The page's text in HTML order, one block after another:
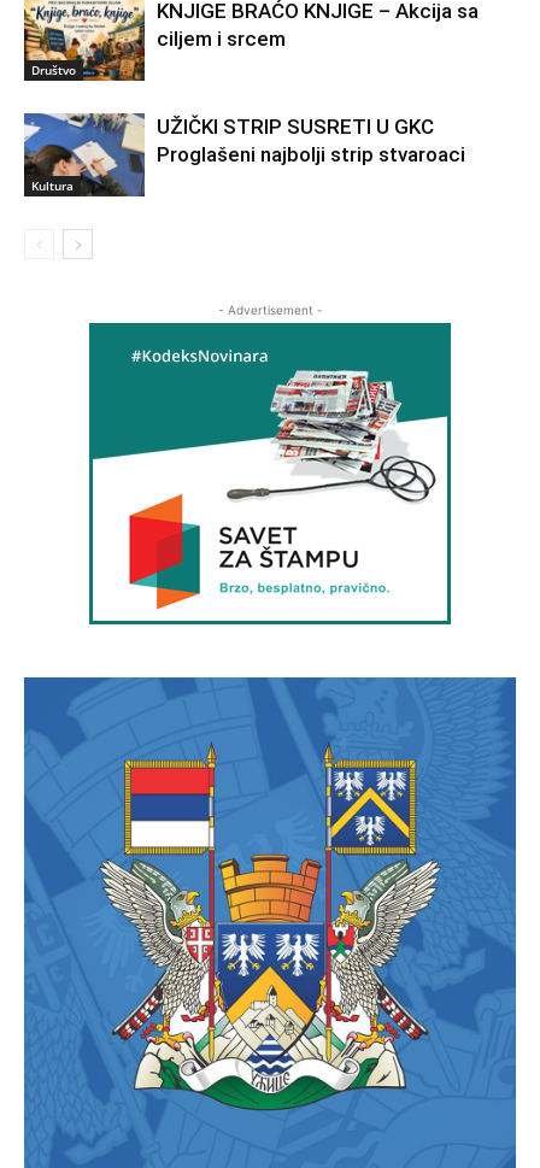
Društvo
KNJIGE BRAĆO KNJIGE – Akcija sa
ciljem i srcem
Kultura
UŽIČKI STRIP SUSRETI U GKC
Proglašeni najbolji strip stvaroaci
- Advertisement -